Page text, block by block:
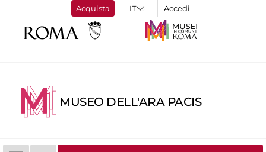
Acquista Accedi
MUSEO DELL'ARA PACIS